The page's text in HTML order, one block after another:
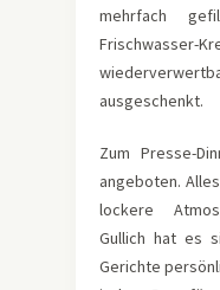
mehrfach
Frischwasser-
ausgeschenkt.
Zum Presse-
angeboten.
lockere
Gullich hat es
Gerichte